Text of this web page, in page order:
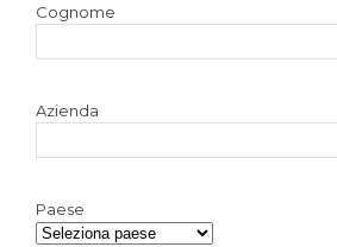
Cognome
Azienda
Paese